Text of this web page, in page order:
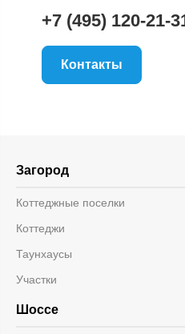
+7 (495) 120-21-
Контакты
Загород
Коттеджные поселки
Коттеджи
Таунхаусы
Участки
Шоссе